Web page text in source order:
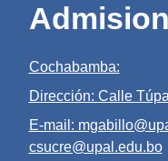
Cochabamba:
Dirección: Calle
E-mail:
csucre@upal.edu.bo